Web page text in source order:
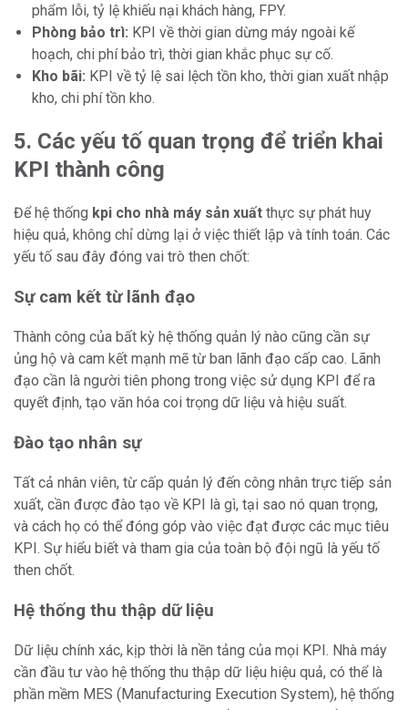
phẩm lỗi, tỷ lệ khiếu nại khách hàng, FPY.
Phòng bảo trì: KPI về thời gian dừng máy ngoài kế
hoạch, chi phí bảo trì, thời gian khắc phục sự cố.
Kho bãi: KPI về tỷ lệ sai lệch tồn kho, thời gian xuất nhập
kho, chi phí tồn kho.
5. Các yếu tố quan trọng để triển khai
KPI thành công
Để hệ thống kpi cho nhà máy sản xuất thực sự phát huy
hiệu quả, không chỉ dừng lại ở việc thiết lập và tính toán. Các
yếu tố sau đây đóng vai trò then chốt:
Sự cam kết từ lãnh đạo
Thành công của bất kỳ hệ thống quản lý nào cũng cần sự
ủng hộ và cam kết mạnh mẽ từ ban lãnh đạo cấp cao. Lãnh
đạo cần là người tiên phong trong việc sử dụng KPI để ra
quyết định, tạo văn hóa coi trọng dữ liệu và hiệu suất.
Đào tạo nhân sự
Tất cả nhân viên, từ cấp quản lý đến công nhân trực tiếp sản
xuất, cần được đào tạo về KPI là gì, tại sao nó quan trọng,
và cách họ có thể đóng góp vào việc đạt được các mục tiêu
KPI. Sự hiểu biết và tham gia của toàn bộ đội ngũ là yếu tố
then chốt.
Hệ thống thu thập dữ liệu
Dữ liệu chính xác, kịp thời là nền tảng của mọi KPI. Nhà máy
cần đầu tư vào hệ thống thu thập dữ liệu hiệu quả, có thể là
phần mềm MES (Manufacturing Execution System), hệ thống